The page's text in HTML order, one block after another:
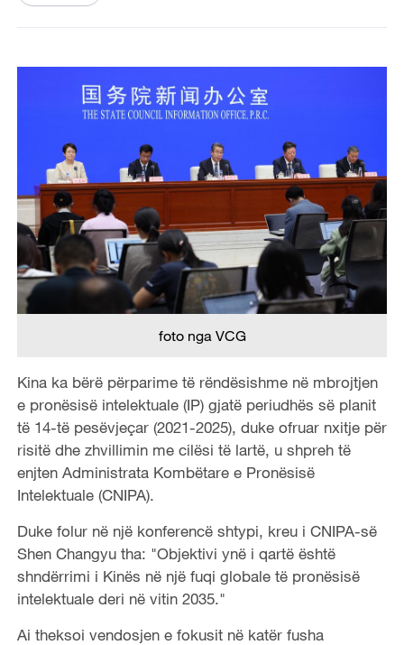
foto nga VCG
Kina ka bërë përparime të rëndësishme në mbrojtjen
e pronësisë intelektuale (IP) gjatë periudhës së planit
të 14-të pesëvjeçar (2021-2025), duke ofruar nxitje për
risitë dhe zhvillimin me cilësi të lartë, u shpreh të
enjten Administrata Kombëtare e Pronësisë
Intelektuale (CNIPA).
Duke folur në një konferencë shtypi, kreu i CNIPA-së
Shen Changyu tha: "Objektivi ynë i qartë është
shndërrimi i Kinës në një fuqi globale të pronësisë
intelektuale deri në vitin 2035."
Ai theksoi vendosjen e fokusit në katër fusha